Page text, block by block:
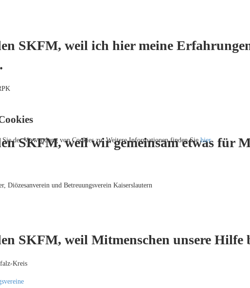
SKFM, weil ich hier meine
SKFM, weil wir gemeinsam etwas für
Diözesanverein und Betreuungsverein Kaiserslautern
SKFM, weil Mitmenschen unsere Hilfe
Kreis
der Verwendung von Cookies zu. Weitere Informationen finden Siehier.